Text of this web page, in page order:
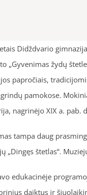
Didždvario
„Gyvenimas žydų
papročiais,
pamokose.
nagrinėjo XIX a. pab.
tampa daug
„Dingęs štetlas“.
edukacinėje
daiktus ir